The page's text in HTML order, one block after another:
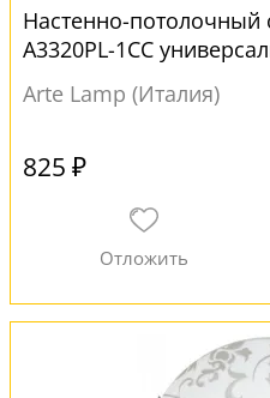
Настенно-потолочный
A3320PL-1CC
Arte Lamp (Италия)
825 ₽